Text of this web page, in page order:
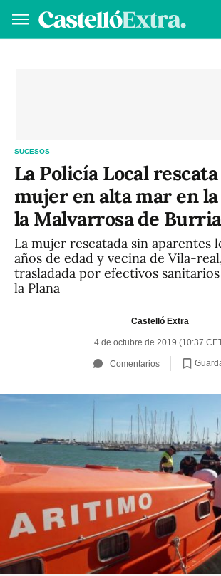
SUCESOS
La Policía Local
mujer en alta mar en la
la Malvarrosa de
La mujer rescatada sin aparentes
años de edad y vecina de Vila-
trasladada por efectivos
la Plana
Castelló Extra
4 de octubre de 2019 (10:37
Comentarios